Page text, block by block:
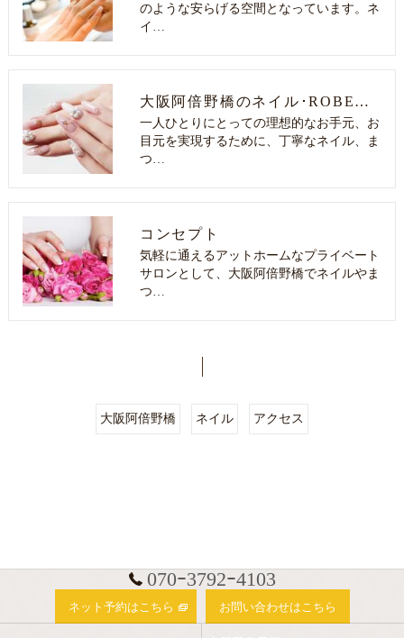
のような安らげる空間となっています。ネ
イ…
大阪阿倍野橋のネイル･ROBEDの口コミ情報
一人ひとりにとっての理想的なお手元、お
目元を実現するために、丁寧なネイル、ま
つ…
コンセプト
気軽に通えるアットホームなプライベート
サロンとして、大阪阿倍野橋でネイルやま
つ…
大阪阿倍野橋 ネイル アクセス
070ｰ3792ｰ4103
ネット予約はこちら お問い合わせはこちら